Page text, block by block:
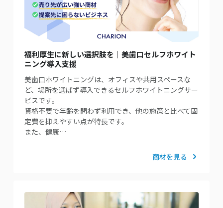
福利厚生に新しい選択肢を｜美歯口セルフホワイト
ニング導入支援
美歯口ホワイトニングは、オフィスや共用スペースな
ど、場所を選ばず導入できるセルフホワイトニングサー
ビスです。
資格不要で年齢を問わず利用でき、他の施策と比べて固
定費を抑えやすい点が特長です。
また、健康…
商材を見る